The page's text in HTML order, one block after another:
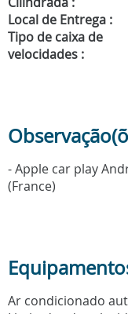
Local de Entrega :
Tipo de caixa de
velocidades :
- Apple car play
(France)
Ar condicionado